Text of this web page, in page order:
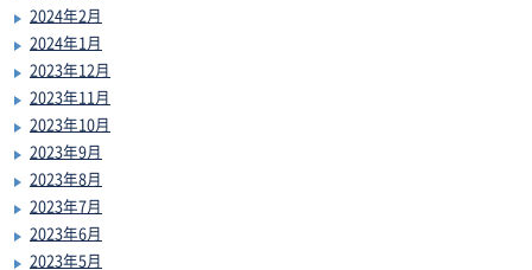
2024年2月
2024年1月
2023年12月
2023年11月
2023年10月
2023年9月
2023年8月
2023年7月
2023年6月
2023年5月